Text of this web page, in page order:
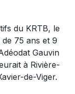
du KRTB, le
75 ans et 9
Gauvin
à Rivière-
de-Viger.